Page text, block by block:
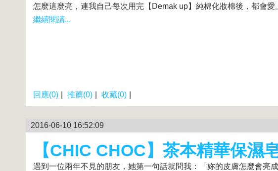
怎麼這麼亮，連我自己每次用完【Demak up】純棉化妝棉後，都會愛
繼續閱讀...
回應(0) 推薦(0) 收藏(0)
2016-06-10 16:52:09
【CHIC CHOC】茶本精華保濕
遇到一位兩年不見的朋友，她第一句話就問我：「妳的皮膚怎麼會亮